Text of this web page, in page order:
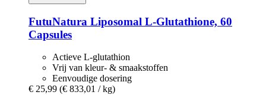
FutuNatura Liposomal L-​Glutathione, 60
Capsules
Actieve L-glutathion
Vrij van kleur- & smaakstoffen
Eenvoudige dosering
€ 25,99 (€ 833,01 / kg)